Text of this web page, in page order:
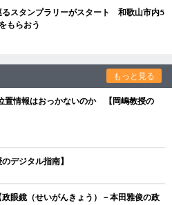
るスタンプラリーがスタート 和歌山市内5
もらおう
もっと見る
置情報はおっかないのか 【岡嶋教授の
デジタル指南】
眼鏡（せいがんきょう）－本田雅俊の政